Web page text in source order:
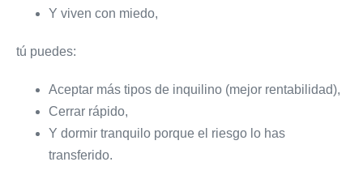
Y viven con miedo,
tú puedes:
Aceptar más tipos de inquilino (mejor rentabilidad),
Cerrar rápido,
Y dormir tranquilo porque el riesgo lo has
transferido.